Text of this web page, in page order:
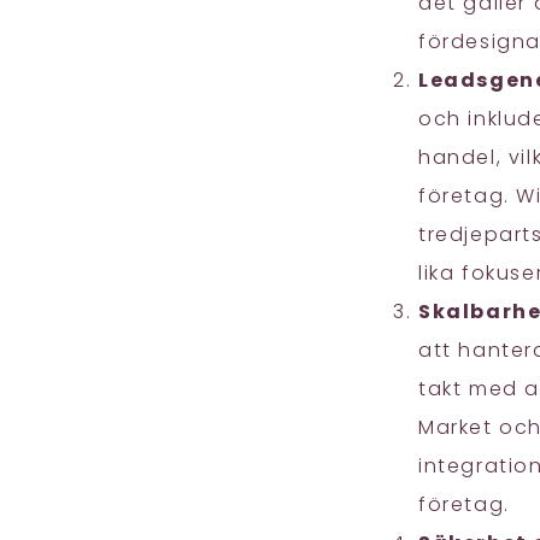
och
handel,
företag.
lika
att
takt med
Market
företag.